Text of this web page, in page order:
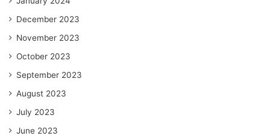
December 2023
November 2023
October 2023
September 2023
August 2023
July 2023
June 2023